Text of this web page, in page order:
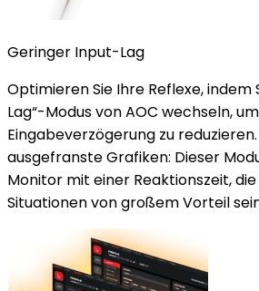
Geringer Input-Lag
Optimieren Sie Ihre Reflexe, indem
Lag“-Modus von AOC wechseln,
Eingabeverzögerung zu
ausgefranste Grafiken: Dieser
Monitor mit einer Reaktionszeit,
Situationen von großem Vorteil